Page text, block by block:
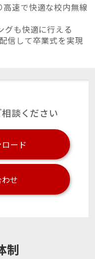
速で快適な校内無線
グも快適に行える
信して卒業式を実現
談ください
ード
せ
制